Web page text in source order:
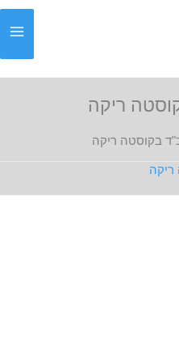
ריקה
בקוסטה ריקה
ריקה